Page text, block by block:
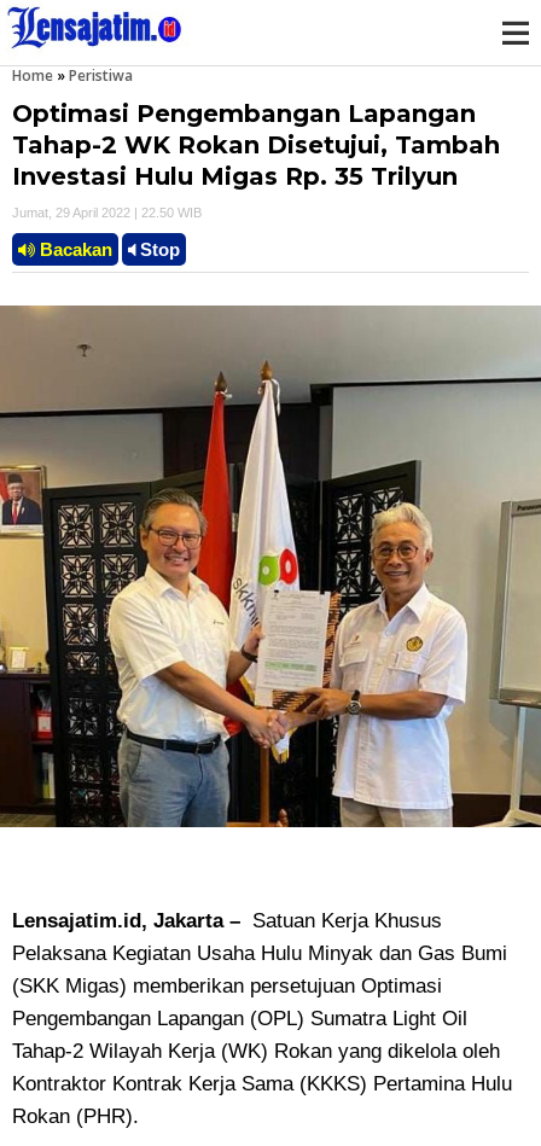
Home »Peristiwa
Optimasi Pengembangan Lapangan
Tahap-2 WK Rokan Disetujui, Tambah
Investasi Hulu Migas Rp. 35 Trilyun
Jumat, 29 April 2022 | 22.50 WIB
Bacakan Stop
Lensajatim.id, Jakarta – Satuan Kerja Khusus
Pelaksana Kegiatan Usaha Hulu Minyak dan Gas Bumi
(SKK Migas) memberikan persetujuan Optimasi
Pengembangan Lapangan (OPL) Sumatra Light Oil
Tahap-2 Wilayah Kerja (WK) Rokan yang dikelola oleh
Kontraktor Kontrak Kerja Sama (KKKS) Pertamina Hulu
Rokan (PHR).